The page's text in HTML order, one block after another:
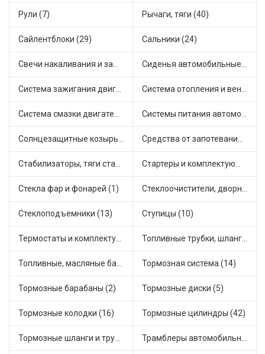
Рули (7) Рычаги, тяги (40)
Сайлентблоки (29) Сальники (24)
Свечи накаливания и зажигания (30) Сиденья автомобильные (1)
Система зажигания двигателя (2) Система отопления и вентиляции (9)
Система смазки двигателя (15) Системы питания автомобиля (18)
Солнцезащитные козырьки для салона автомобиля (1) Средства от запотевания и размораживатели стекла (1)
Стабилизаторы, тяги стабилизатора, стойки стабилиз (3) Стартеры и комплектующие (38)
Стекла фар и фонарей (1) Стеклоочистители, дворники (1)
Стеклоподъемники (13) Ступицы (10)
Термостаты и комплектующие системы охлаждения (46) Топливные трубки, шланги, магистрали и рампы (2)
Топливные, масляные баки (1) Тормозная система (14)
Тормозные барабаны (2) Тормозные диски (5)
Тормозные колодки (16) Тормозные цилиндры (42)
Тормозные шланги и трубки (5) Трамблеры автомобильные (30)